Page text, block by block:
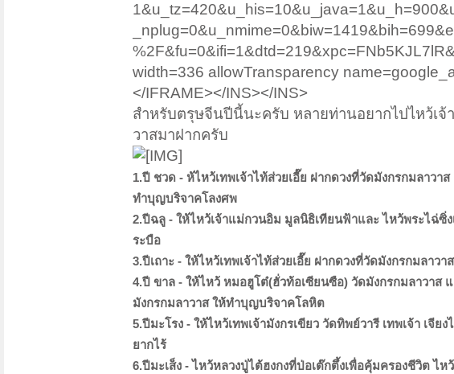
width=336 allowTransparency
</IFRAME></INS></INS>
สำหรับตรุษจีนปีนี้นะครับ หลายท่านอยากไปไหว้เจ้
วาสมาฝากครับ
1.ปี ชวด - ห้ไหว้เทพเจ้าไท้ส่วยเอี๊ย ฝากดวงที่วัดมังกรกมลาวา
ทำบุญบริจาคโลงศพ
2.ปีฉลู - ให้ไหว้เจ้าแม่กวนอิม มูลนิธิเทียนฟ้าและ ไหว้พระไฉ่
ระบือ
3.ปีเถาะ - ให้ไหว้เทพเจ้าไท้ส่วยเอี๊ย ฝากดวงที่วัดมังกรกมลาว
4.ปี ขาล - ให้ไหว้ หมอฮูโต๋(ฮั่วท้อเซียนซือ) วัดมังกรกมลาวาส
มังกรกมลาวาส ให้ทำบุญบริจาคโลหิต
5.ปีมะโรง - ให้ไหว้เทพเจ้ามังกรเขียว วัดทิพย์วารี เทพเจ้า เจี
ยากไร้
6.ปีมะเส็ง - ไหว้หลวงปู่ไต้ฮงกงที่ป่อเต๊กตึ้งเพื่อคุ้มครองชีวิต ไ